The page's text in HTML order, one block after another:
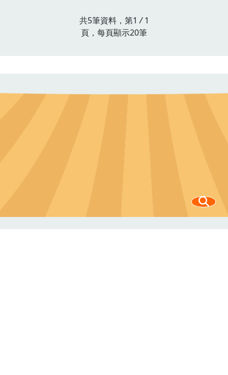
所悉；五十多年
來，隆恩圳日復
河，讓年輕的孩
大圳，進一步從
方文史發展中的
盪后庄少年親水
共5筆資料，第1 /1
頁，每頁顯示20筆